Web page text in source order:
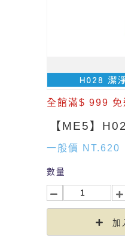
全館滿$ 999 免
一般價 NT.620
數量
加